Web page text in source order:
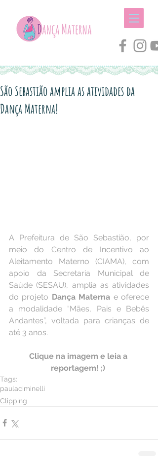
São Sebastião amplia as atividades da
Dança Materna!
A Prefeitura de São Sebastião, por
meio do Centro de Incentivo ao
Aleitamento Materno (CIAMA), com
apoio da Secretaria Municipal de
Saúde (SESAU), amplia as atividades
do projeto Dança Materna e oferece
a modalidade “Mães, Pais e Bebês
Andantes”, voltada para crianças de
até 3 anos.
Clique na imagem e leia a
reportagem! ;)
Tags:
paulaciminelli
Clipping